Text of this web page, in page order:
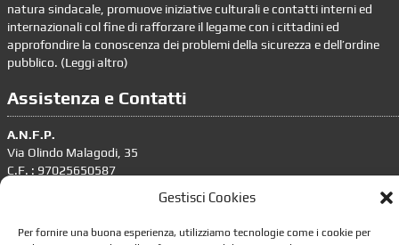
Gestisci Cookies
Per fornire una buona esperienza, utilizziamo tecnologie come i cookie per
natura sindacale, promuove iniziative culturali e contatti interni ed
internazionali col fine di rafforzare il legame con i cittadini ed
approfondire la conoscenza dei problemi della sicurezza e dell’ordine
pubblico. (Leggi altro)
Assistenza e Contatti
A.N.F.P.
Via Olindo Malagodi, 35
C.F. : 97025650587
tel. 06.4386636 – 06.4393676